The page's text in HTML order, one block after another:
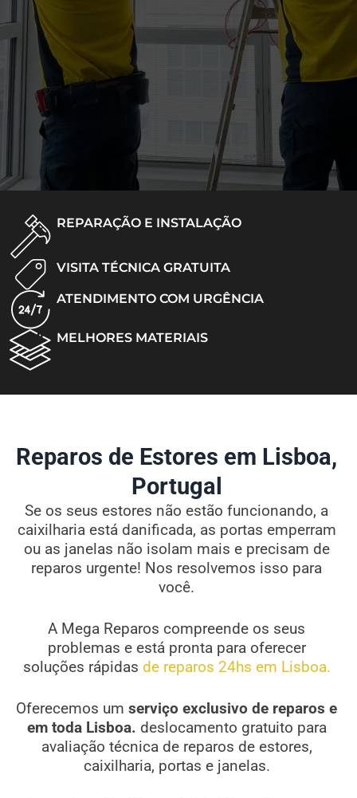
REPARAÇÃO E INSTALAÇÃO
VISITA TÉCNICA GRATUITA
ATENDIMENTO COM URGÊNCIA
MELHORES MATERIAIS
Reparos de Estores em Lisboa,
Portugal
Se os seus estores não estão funcionando, a
caixilharia está danificada, as portas emperram
ou as janelas não isolam mais e precisam de
reparos urgente! Nos resolvemos isso para
você.
A Mega Reparos compreende os seus
problemas e está pronta para oferecer
soluções rápidas de reparos 24hs em Lisboa.
Oferecemos um serviço exclusivo de reparos e
em toda Lisboa. deslocamento gratuito para
avaliação técnica de reparos de estores,
caixilharia, portas e janelas.